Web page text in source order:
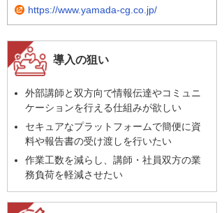
https://www.yamada-cg.co.jp/
導入の狙い
外部講師と双方向で情報伝達やコミュニ
ケーションを行える仕組みが欲しい
セキュアなプラットフォームで簡便に資
料や報告書の受け渡しを行いたい
作業工数を減らし、講師・社員双方の業
務負荷を軽減させたい